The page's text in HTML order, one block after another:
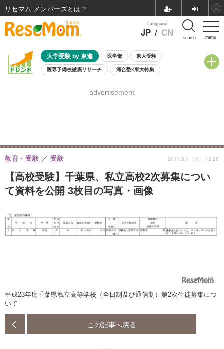
menu
Language
JP / CN search
大学受験 by 東進 医学部 東大受験
医専予備校徹底リサーチ 河合塾×東大特集
8月開催学校説明会・相談会
advertisement
【高校受験】千葉県、私立高校2次募集につい
て資料を公開 3枚目の写真・画像
教育・受験 受験 2011.3.1（火） 12:26
平成23年度千葉県私立高等学校（全日制及び通信制）第2次生徒募集につ
いて
この記事へ戻る
リセマム メンバーズ